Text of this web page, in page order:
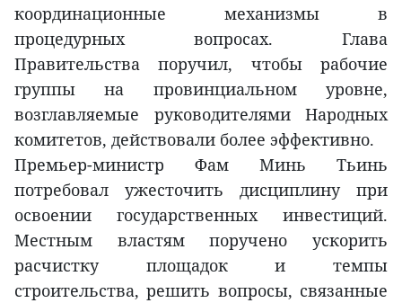
координационные механизмы в
процедурных вопросах. Глава
Правительства поручил, чтобы рабочие
группы на провинциальном уровне,
возглавляемые руководителями Народных
комитетов, действовали более эффективно.
Премьер-министр Фам Минь Тьинь
потребовал ужесточить дисциплину при
освоении государственных инвестиций.
Местным властям поручено ускорить
расчистку площадок и темпы
строительства, решить вопросы, связанные